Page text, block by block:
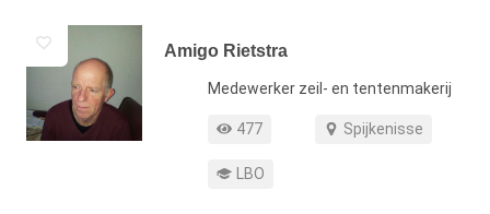
Amigo Rietstra
FunctieMedewerker zeil- en tentenmakerij
Profiel weergaven
477
Werkgebied Spijkenisse
Opleiding LBO